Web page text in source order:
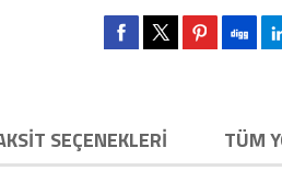
SEÇENEKLERI TÜM